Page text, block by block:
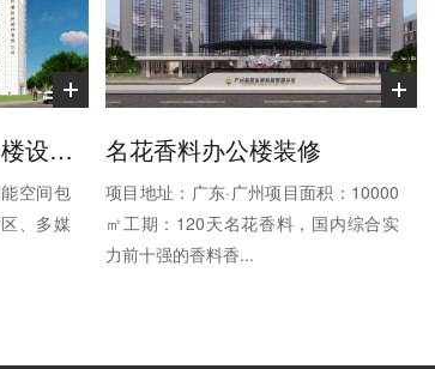
智慧搬运-佛朗斯办公楼设计装修
空间包
、多媒
名花香料办公楼装修
项目地址：广东·广州项目面积：10000
㎡工期：120天名花香料，国内综合实
力前十强的香料香...